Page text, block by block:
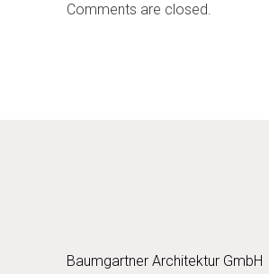
Comments are closed.
Baumgartner Architektur GmbH